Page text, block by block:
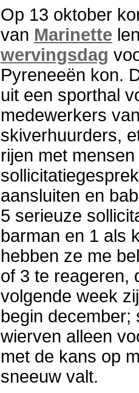
Op 13 oktober
van Marinette
wervingsdag
Pyreneeën kon.
uit een sporthal
medewerkers
skiverhuurders,
rijen met
aansluiten en
5 serieuze
barman en 1 als
hebben ze me
of 3 te reageren,
volgende week
begin december;
wierven alleen
met de kans op
sneeuw valt.